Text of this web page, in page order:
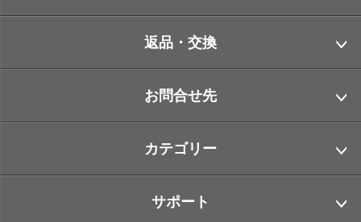
返品・交換
お問合せ先
カテゴリー
サポート